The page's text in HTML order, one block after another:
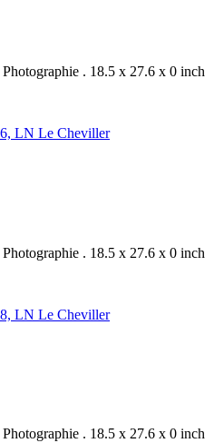
Photographie . 18.5 x 27.6 x 0 inch
Photographie . 18.5 x 27.6 x 0 inch
Photographie . 18.5 x 27.6 x 0 inch